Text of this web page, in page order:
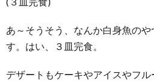
あ～そうそう、なんか白身魚の
す。はい、３皿完食。
デザートもケーキやアイスやフ